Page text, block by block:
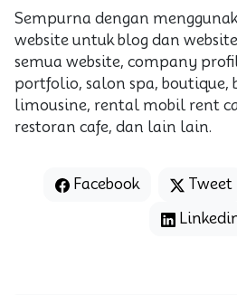
Sempurna dengan
website untuk blog dan
semua website, company
portfolio, salon spa, boutique,
limousine, rental mobil rent
restoran cafe, dan lain lain.
Facebook Tweet